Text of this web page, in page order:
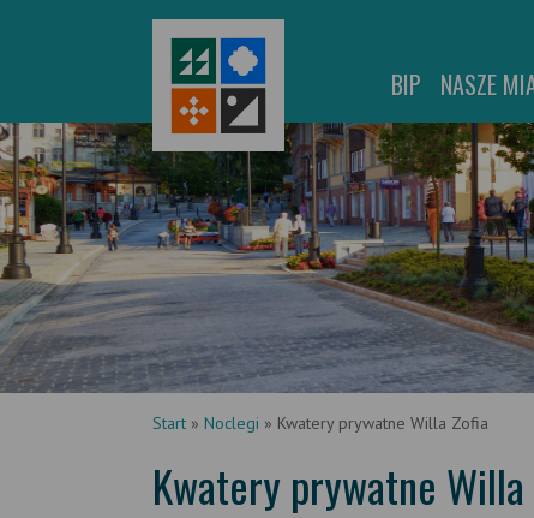
BIP NASZE
Start » Noclegi » Kwatery prywatne Willa Zofia
Kwatery prywatne Willa